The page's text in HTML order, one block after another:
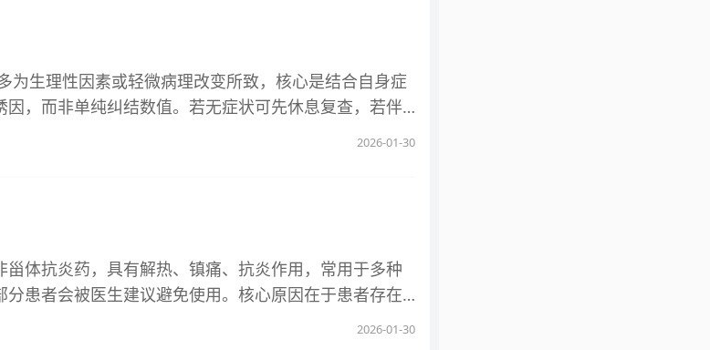
疗，最终延误疾病的最佳干预时机，加重后续治疗难
身免疫力的核心在于均衡营养、规律作息与适度运动，
适应证时，在专业医生指导下规范输注，才能让丙种
免因滥用带来的多重风险。
塞来昔布的镇痛强度略逊于醋氯芬酸缓释片，但其安全
应发生率低外，对血小板聚集功能无明显影响，不会
的慢性疼痛患者，如骨关节炎的长期维持治疗。 从药
缓释片经肝脏代谢，肝功能不全者需减量使用，且禁
；塞来昔布同样经肝脏代谢，但其与部分药物存在相
凝血功能，禁用于磺胺类药物过敏者。
祛风除湿、通络止痛，针对风湿痹阻引发的肢体不适
剂，乳香风湿气雾剂通过皮肤黏膜直接吸收起效，可避
一给药方式对存在胃肠疾病或不耐受口服药的患者尤为
于缓解风湿性关节炎、类风湿关节炎急性期的关节肿
能。 需要明确的是，乳香风湿气雾剂的疗效存在局限
素等针对病因治疗的药物。此外，该药物的使用存在
者、皮肤破溃者禁用，部分患者使用后可能出现局部
时停药并处理。 临床应用的安全性也是评判该药物价
药物，乳香风湿气雾剂全身不良反应发生率更低，仅
且症状多较轻微，停药后可自行缓解。但需注意，长
经皮肤吸收累积，增加不良反应风险，因此需严格遵
为生理性因素或轻微病理改变所致，核心是结合自身症
，而非单纯纠结数值。若无症状可先休息复查，若伴
即可控制病情，无需过度焦虑，科学解读与针对性检
性因素导致的轻度升高通常不严重，如近期有剧烈运
过肌内注射、长时间保持同一姿势，都可能导致骨骼
血，使数值轻度升高。这类情况多为暂时性，休息1-2
无需特殊治疗。 病理性因素引发的升高需警惕，但20
功能异常等。若伴随肌肉酸痛、乏力、胸闷、心慌等
2026-01-30
体抗炎药，具有解热、镇痛、抗炎作用，常用于多种
患者会被医生建议避免使用。核心原因在于患者存在
疾病、存在严重肝肾功能不全、特殊人群、合并严重
2026-01-30